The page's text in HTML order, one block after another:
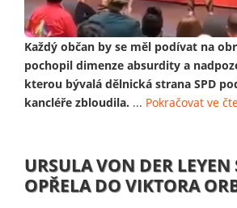
Každý občan by se měl podívat na
pochopil dimenze absurdity a
kterou bývalá dělnická strana SPD
kancléře zbloudila. ... Pokračovat ve
URSULA VON DER LEYEN
OPŘELA DO VIKTORA